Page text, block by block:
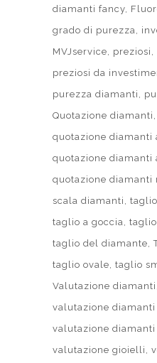
diamanti fancy
grado di purezza
MVJservice
preziosi
preziosi da
purezza diamanti
Quotazione diamanti
quotazione diamanti
quotazione diamanti
quotazione diamanti
scala diamanti
taglio
taglio a goccia
taglio del diamante
taglio ovale taglio
Valutazione diamanti
valutazione diamanti
valutazione diamanti
valutazione gioielli